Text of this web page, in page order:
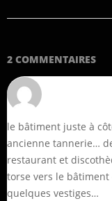
2 COMMENTAIRES
le bâtiment juste à
ancienne tannerie…
restaurant et
torse vers le
quelques vestiges…